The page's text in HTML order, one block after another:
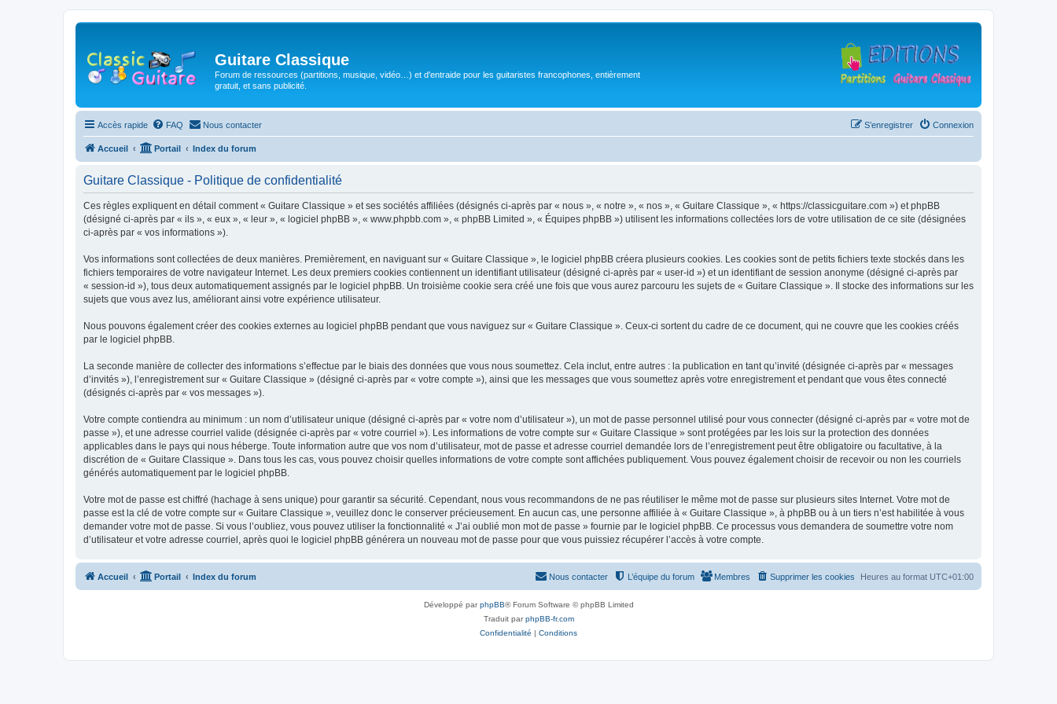
Guitare Classique
Forum de ressources (partitions, musique, vidéo…) et d'entraide pour les guitaristes francophones, entièrement
gratuit, et sans publicité.
Accès rapide FAQ Nous contacter Connexion
S’enregistrer
Accueil Portail Index du forum
Guitare Classique - Politique de confidentialité
Ces règles expliquent en détail comment « Guitare Classique » et ses sociétés affiliées (désignés ci-après par « nous », « notre », « nos », « Guitare Classique », « https://classicguitare.com ») et phpBB
(désigné ci-après par « ils », « eux », « leur », « logiciel phpBB », « www.phpbb.com », « phpBB Limited », « Équipes phpBB ») utilisent les informations collectées lors de votre utilisation de ce site (désignées
ci-après par « vos informations »).
Vos informations sont collectées de deux manières. Premièrement, en naviguant sur « Guitare Classique », le logiciel phpBB créera plusieurs cookies. Les cookies sont de petits fichiers texte stockés dans les
fichiers temporaires de votre navigateur Internet. Les deux premiers cookies contiennent un identifiant utilisateur (désigné ci-après par « user-id ») et un identifiant de session anonyme (désigné ci-après par
« session-id »), tous deux automatiquement assignés par le logiciel phpBB. Un troisième cookie sera créé une fois que vous aurez parcouru les sujets de « Guitare Classique ». Il stocke des informations sur les
sujets que vous avez lus, améliorant ainsi votre expérience utilisateur.
Nous pouvons également créer des cookies externes au logiciel phpBB pendant que vous naviguez sur « Guitare Classique ». Ceux-ci sortent du cadre de ce document, qui ne couvre que les cookies créés
par le logiciel phpBB.
La seconde manière de collecter des informations s’effectue par le biais des données que vous nous soumettez. Cela inclut, entre autres : la publication en tant qu’invité (désignée ci-après par « messages
d’invités »), l’enregistrement sur « Guitare Classique » (désigné ci-après par « votre compte »), ainsi que les messages que vous soumettez après votre enregistrement et pendant que vous êtes connecté
(désignés ci-après par « vos messages »).
Votre compte contiendra au minimum : un nom d’utilisateur unique (désigné ci-après par « votre nom d’utilisateur »), un mot de passe personnel utilisé pour vous connecter (désigné ci-après par « votre mot de
passe »), et une adresse courriel valide (désignée ci-après par « votre courriel »). Les informations de votre compte sur « Guitare Classique » sont protégées par les lois sur la protection des données
applicables dans le pays qui nous héberge. Toute information autre que vos nom d’utilisateur, mot de passe et adresse courriel demandée lors de l’enregistrement peut être obligatoire ou facultative, à la
discrétion de « Guitare Classique ». Dans tous les cas, vous pouvez choisir quelles informations de votre compte sont affichées publiquement. Vous pouvez également choisir de recevoir ou non les courriels
générés automatiquement par le logiciel phpBB.
Votre mot de passe est chiffré (hachage à sens unique) pour garantir sa sécurité. Cependant, nous vous recommandons de ne pas réutiliser le même mot de passe sur plusieurs sites Internet. Votre mot de
passe est la clé de votre compte sur « Guitare Classique », veuillez donc le conserver précieusement. En aucun cas, une personne affiliée à « Guitare Classique », à phpBB ou à un tiers n’est habilitée à vous
demander votre mot de passe. Si vous l’oubliez, vous pouvez utiliser la fonctionnalité « J’ai oublié mon mot de passe » fournie par le logiciel phpBB. Ce processus vous demandera de soumettre votre nom
d’utilisateur et votre adresse courriel, après quoi le logiciel phpBB générera un nouveau mot de passe pour que vous puissiez récupérer l’accès à votre compte.
Accueil Portail Index du forum Heures au format UTC+01:00
Supprimer les cookies
Membres
L’équipe du forum
Nous contacter
Développé parphpBB® Forum Software © phpBB Limited
Traduit parphpBB-fr.com
Confidentialité | Conditions